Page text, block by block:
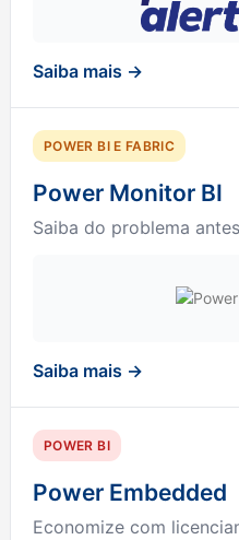
Saiba mais →
POWER BI E FABRIC
Power Monitor BI
Saiba do problema
Saiba mais →
POWER BI
Power Embedded
Economize com